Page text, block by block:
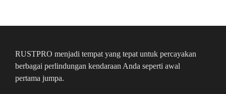
RUSTPRO menjadi tempat yang tepat untuk percayakan
berbagai perlindungan kendaraan Anda seperti awal
pertama jumpa.